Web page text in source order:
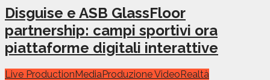
Disguise e ASB GlassFloor
partnership: campi sportivi ora
piattaforme digitali interattive
Live ProductionMediaProduzione VideoRealtà